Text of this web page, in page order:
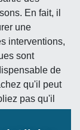
En fait, il
une
interventions,
sont
de
qu'il peut
pas qu'il